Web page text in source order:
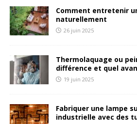
Comment entretenir
naturellement
26 juin 2025
Thermolaquage ou
différence et quel
19 juin 2025
Fabriquer une lampe
industrielle avec des